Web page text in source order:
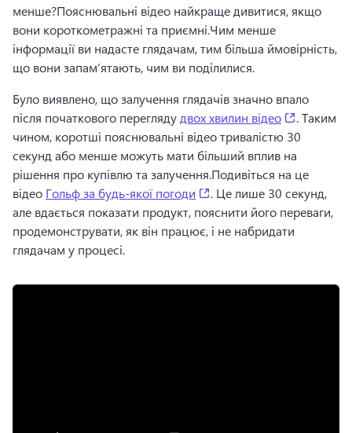
менше?Пояснювальні відео найкраще дивитися, якщо
вони короткометражні та приємні.Чим менше
інформації ви надасте глядачам, тим більша ймовірність,
що вони запам’ятають, чим ви поділилися.
Було виявлено, що залучення глядачів значно впало
після початкового перегляду двох хвилин відео (opens
. Таким
чином, коротші пояснювальні відео тривалістю 30
секунд або менше можуть мати більший вплив на
рішення про купівлю та залучення.Подивіться на це
відео Гольф за будь-якої погоди (opens in a new tab)
. Це лише 30 секунд,
але вдається показати продукт, пояснити його переваги,
продемонструвати, як він працює, і не набридати
глядачам у процесі.